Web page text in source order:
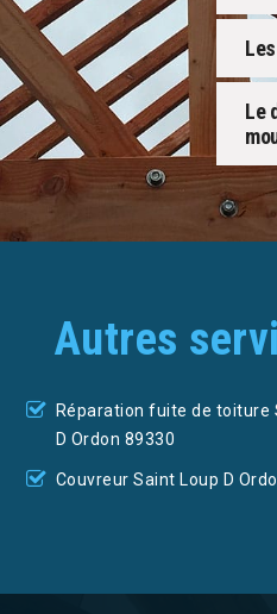
Le
Autres
Réparation fuite de toiture
D Ordon 89330
Couvreur Saint Loup D